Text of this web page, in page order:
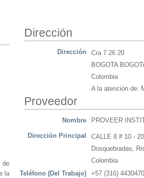
la
Dirección
Dirección
Cra 7 26 20
BOGOTA
Colombia
A la atención de:
Proveedor
Nombre PROVEER
Dirección Principal
CALLE 8 # 10 - 20
Dosquebradas,
Colombia
Teléfono (Del Trabajo)
+57 (316) 4430470